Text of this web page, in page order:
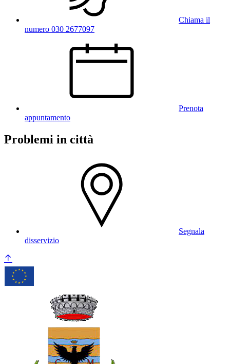
Chiama il
numero 030 2677097
Prenota
appuntamento
Problemi in città
Segnala
disservizio